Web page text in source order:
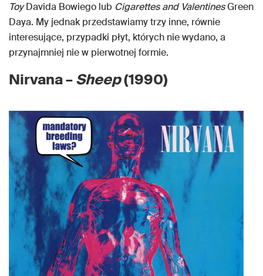
ToyDavida Bowiego lub Cigarettes and ValentinesGreen
Daya. My jednak przedstawiamy trzy inne, równie
interesujące, przypadki płyt, których nie wydano, a
przynajmniej nie w pierwotnej formie.
Nirvana –Sheep(1990)